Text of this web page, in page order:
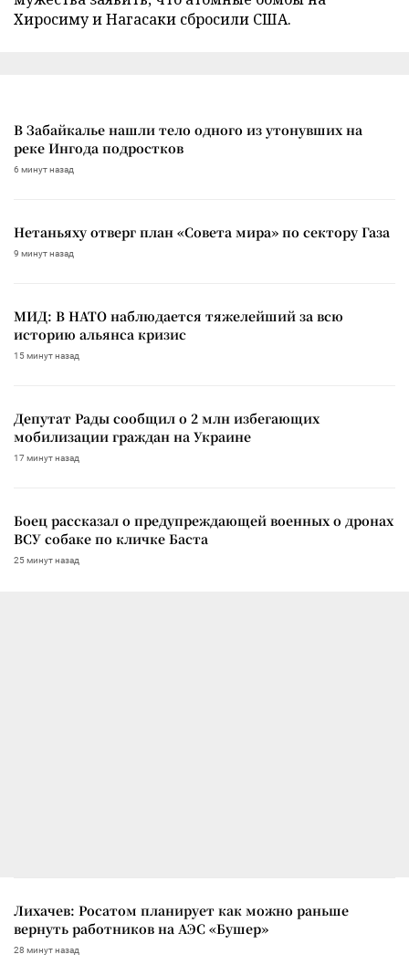
Хиросиму и Нагасаки сбросили США.
В Забайкалье нашли тело одного из утонувших на
реке Ингода подростков
6 минут назад
Нетаньяху отверг план «Совета мира» по сектору Газа
9 минут назад
МИД: В НАТО наблюдается тяжелейший за всю
историю альянса кризис
15 минут назад
Депутат Рады сообщил о 2 млн избегающих
мобилизации граждан на Украине
17 минут назад
Боец рассказал о предупреждающей военных о дронах
ВСУ собаке по кличке Баста
25 минут назад
Лихачев: Росатом планирует как можно раньше
вернуть работников на АЭС «Бушер»
28 минут назад